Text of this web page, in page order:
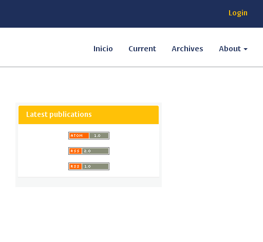
Login
Inicio Current Archives About
Latest publications